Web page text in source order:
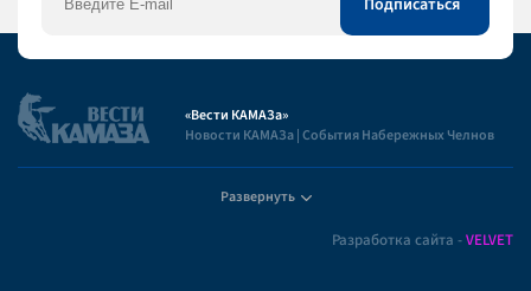
«Вести КАМАЗа»
Новости КАМАЗа | События Набережных Челнов
Развернуть
Разработка сайта -VELVET